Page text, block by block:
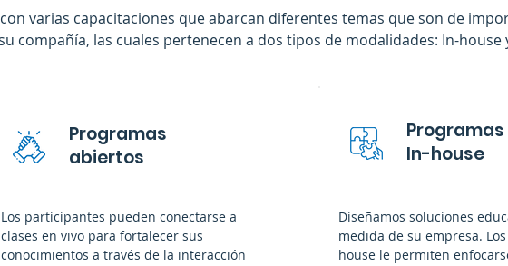
varias capacitaciones que abarcan diferentes temas que son de
compañía, las cuales pertenecen a dos tipos de modalidades: In-house
Programas
abiertos
Los participantes pueden conectarse a
clases en vivo para fortalecer sus
conocimientos a través de la interacción
Programas
In-house
Diseñamos soluciones
medida de su empresa.
house le permiten